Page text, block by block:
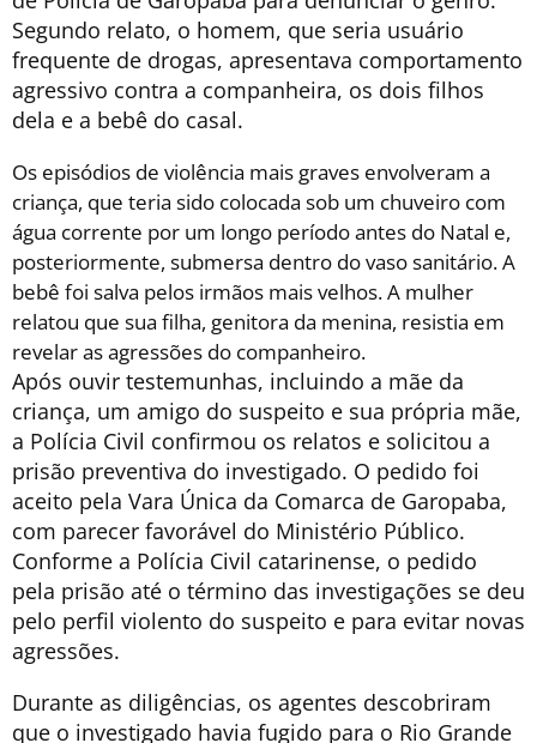
Segundo relato, o homem, que seria usuário
frequente de drogas, apresentava comportamento
agressivo contra a companheira, os dois filhos
dela e a bebê do casal.
Os episódios de violência mais graves envolveram a
criança, que teria sido colocada sob um chuveiro com
água corrente por um longo período antes do Natal e,
posteriormente, submersa dentro do vaso sanitário. A
bebê foi salva pelos irmãos mais velhos. A mulher
relatou que sua filha, genitora da menina, resistia em
revelar as agressões do companheiro.
Após ouvir testemunhas, incluindo a mãe da
criança, um amigo do suspeito e sua própria mãe,
a Polícia Civil confirmou os relatos e solicitou a
prisão preventiva do investigado. O pedido foi
aceito pela Vara Única da Comarca de Garopaba,
com parecer favorável do Ministério Público.
Conforme a Polícia Civil catarinense, o pedido
pela prisão até o término das investigações se deu
pelo perfil violento do suspeito e para evitar novas
agressões.
Durante as diligências, os agentes descobriram
que o investigado havia fugido para o Rio Grande